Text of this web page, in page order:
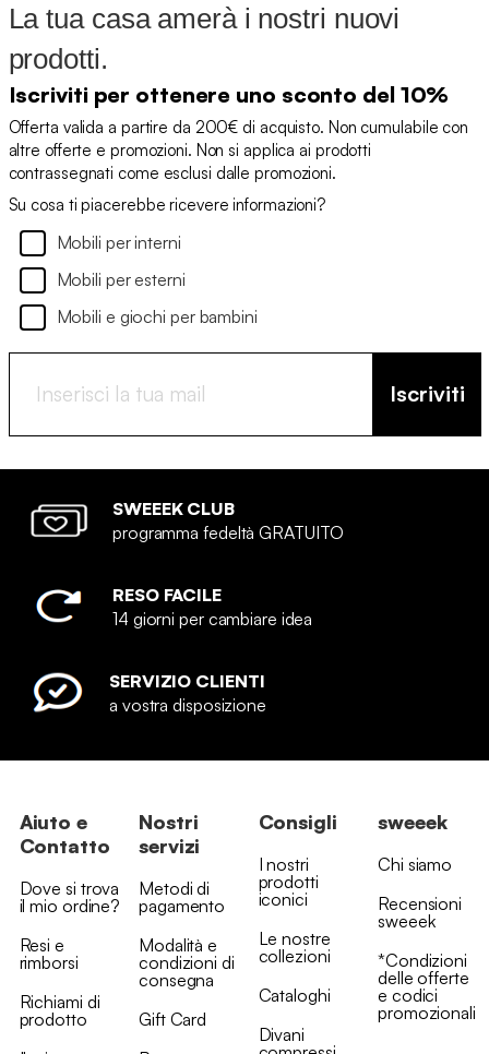
La tua casa amerà i nostri nuovi
prodotti.
Iscriviti per ottenere uno sconto del 10%
Offerta valida a partire da 200€ di acquisto. Non cumulabile con
altre offerte e promozioni. Non si applica ai prodotti
contrassegnati come esclusi dalle promozioni.
Su cosa ti piacerebbe ricevere informazioni?
Mobili per interni
Mobili per esterni
Mobili e giochi per bambini
Iscriviti
SWEEEK CLUB
programma fedeltà GRATUITO
RESO FACILE
14 giorni per cambiare idea
SERVIZIO CLIENTI
a vostra disposizione
Aiuto e
Contatto
Dove si trova
il mio ordine?
Resi e
rimborsi
Richiami di
prodotto
Nostri
servizi
Metodi di
pagamento
Modalità e
condizioni di
consegna
Gift Card
Consigli
I nostri
prodotti
iconici
Le nostre
collezioni
Cataloghi
Divani
sweeek
Chi siamo
Recensioni
sweeek
*Condizioni
delle offerte
e codici
promozionali